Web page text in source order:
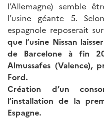
l’Allemagne) semble
l’usine géante 5.
espagnole reposerait
que l’usine Nissan
de Barcelone à fin
Almussafes (Valence),
Ford.
Création d’un
l’installation de la
Espagne.